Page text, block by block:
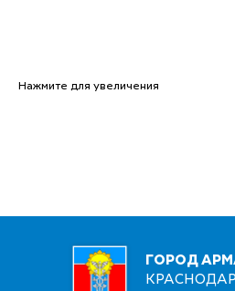
Нажмите для увеличения
ГОРОД